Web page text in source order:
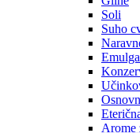
Soli
Suho
Arome